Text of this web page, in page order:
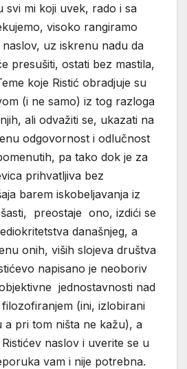
svi mi koji uvek, rado i sa
visoko rangiramo
uz iskrenu nadu da
presušiti, ostati bez mastila,
koje Ristić obradjuje su
(i ne samo) iz tog razloga
ali odvažiti se, ukazati na
odgovornost i odlučnost
pa tako dok je za
prihvatljiva bez
barem iskobeljavanja iz
preostaje ono, izdići se
današnjeg, a
onih, viših slojeva društva
napisano je neoboriv
jednostavnosti nad
(ini, izlobirani
a pri tom ništa ne kažu), a
naslov i uverite se u
vam i nije potrebna.